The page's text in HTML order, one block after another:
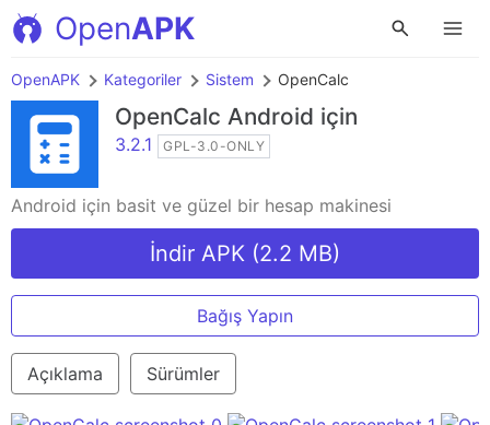
OpenAPK
OpenAPK Kategoriler Sistem OpenCalc
OpenCalc Android için
3.2.1 GPL-3.0-ONLY
Android için basit ve güzel bir hesap makinesi
İndir APK (2.2 MB)
Bağış Yapın
Açıklama Sürümler